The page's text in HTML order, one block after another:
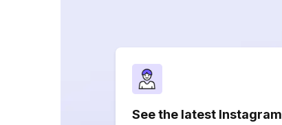
See the latest Instagram